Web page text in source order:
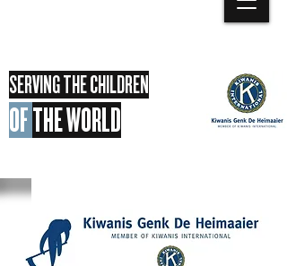
OFTHE WORLD
SERVING THE CHILDREN